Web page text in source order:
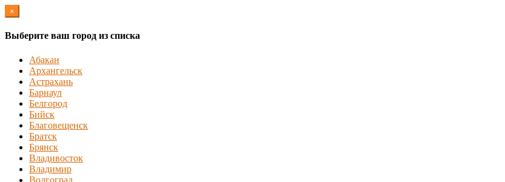
×
Выберите ваш город из списка
Абакан
Архангельск
Астрахань
Барнаул
Белгород
Бийск
Благовещенск
Братск
Брянск
Владивосток
Владимир
Волгоград